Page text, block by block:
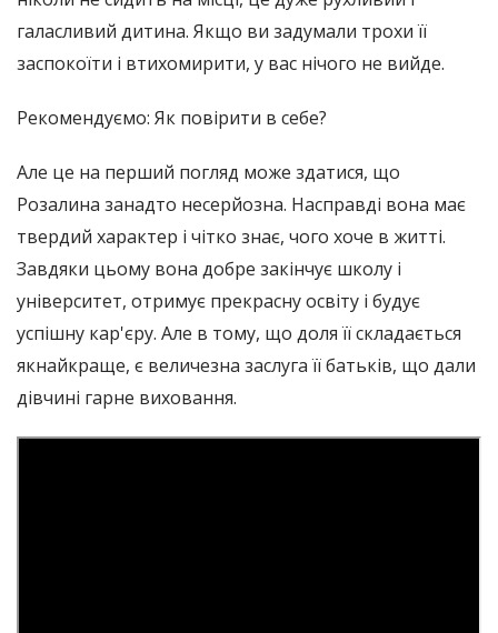
галасливий дитина. Якщо ви задумали трохи її
заспокоїти і втихомирити, у вас нічого не вийде.
Рекомендуємо: Як повірити в себе?
Але це на перший погляд може здатися, що
Розалина занадто несерйозна. Насправді вона має
твердий характер і чітко знає, чого хоче в житті.
Завдяки цьому вона добре закінчує школу і
університет, отримує прекрасну освіту і будує
успішну кар'єру. Але в тому, що доля її складається
якнайкраще, є величезна заслуга її батьків, що дали
дівчині гарне виховання.